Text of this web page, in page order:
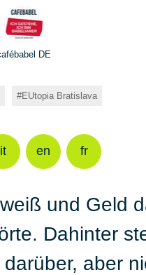
DE
EUtopia Bratislava
it en fr
und Geld
Dahinter
aber